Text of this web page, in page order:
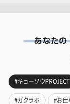
#キョーソウPROJECT
#ガクラボ #お仕